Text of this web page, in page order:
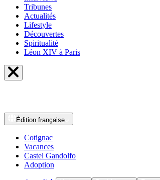
Tribunes
Actualités
Lifestyle
Découvertes
Spiritualité
Léon XIV à Paris
Édition française
Cotignac
Vacances
Castel Gandolfo
Adoption